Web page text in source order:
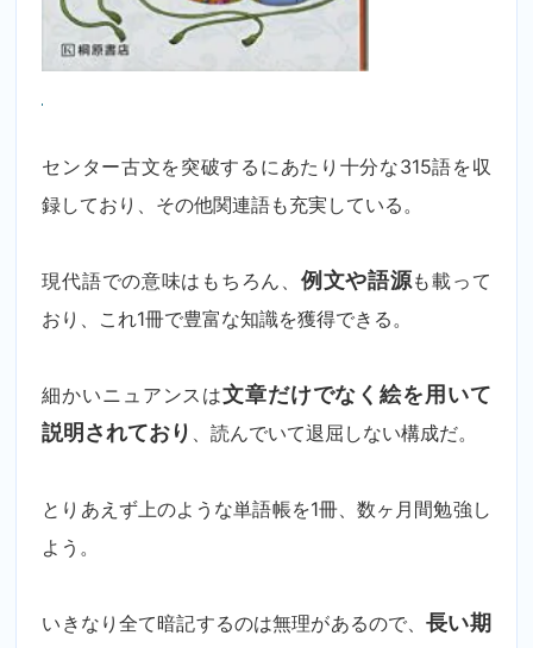
センター古文を突破するにあたり十分な315語を収
録しており、その他関連語も充実している。
現代語での意味はもちろん、 例文や語源も載って
おり、これ1冊で豊富な知識を獲得できる。
細かいニュアンスは文章だけでなく絵を用いて
説明されており 、読んでいて退屈しない構成だ。
とりあえず上のような単語帳を1冊、数ヶ月間勉強し
よう。
いきなり全て暗記するのは無理があるので、長い期